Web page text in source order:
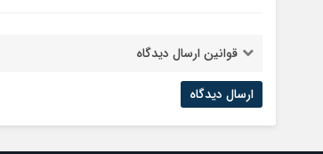
قوانین ارسال دیدگاه